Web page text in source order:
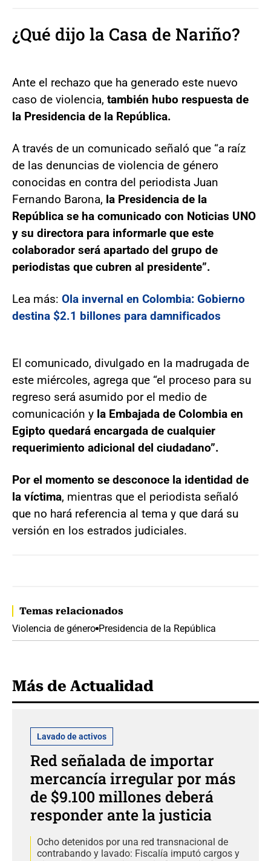
¿Qué dijo la Casa de Nariño?
Ante el rechazo que ha generado este nuevo
caso de violencia, también hubo respuesta de
la Presidencia de la República.
A través de un comunicado señaló que “a raíz
de las denuncias de violencia de género
conocidas en contra del periodista Juan
Fernando Barona, la Presidencia de la
República se ha comunicado con Noticias UNO
y su directora para informarle que este
colaborador será apartado del grupo de
periodistas que cubren al presidente”.
Lea más: Ola invernal en Colombia: Gobierno
destina $2.1 billones para damnificados
El comunicado, divulgado en la madrugada de
este miércoles, agrega que “el proceso para su
regreso será asumido por el medio de
comunicación y la Embajada de Colombia en
Egipto quedará encargada de cualquier
requerimiento adicional del ciudadano”.
Por el momento se desconoce la identidad de
la víctima, mientras que el periodista señaló
que no hará referencia al tema y que dará su
versión en los estrados judiciales.
Temas relacionados
Violencia de género Presidencia de la República
Más de Actualidad
Lavado de activos
Red señalada de importar
mercancía irregular por más
de $9.100 millones deberá
responder ante la justicia
Ocho detenidos por una red transnacional de
contrabando y lavado: Fiscalía imputó cargos y